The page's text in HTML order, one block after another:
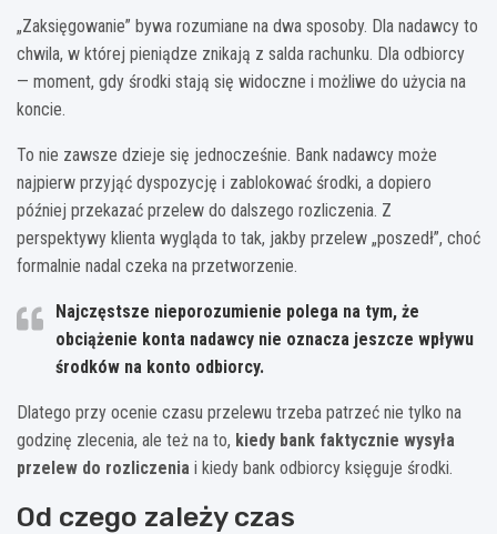
„Zaksięgowanie” bywa rozumiane na dwa sposoby. Dla nadawcy to
chwila, w której pieniądze znikają z salda rachunku. Dla odbiorcy
— moment, gdy środki stają się widoczne i możliwe do użycia na
koncie.
To nie zawsze dzieje się jednocześnie. Bank nadawcy może
najpierw przyjąć dyspozycję i zablokować środki, a dopiero
później przekazać przelew do dalszego rozliczenia. Z
perspektywy klienta wygląda to tak, jakby przelew „poszedł”, choć
formalnie nadal czeka na przetworzenie.
Najczęstsze nieporozumienie polega na tym, że
obciążenie konta nadawcy nie oznacza jeszcze wpływu
środków na konto odbiorcy.
Dlatego przy ocenie czasu przelewu trzeba patrzeć nie tylko na
godzinę zlecenia, ale też na to, kiedy bank faktycznie wysyła
przelew do rozliczenia i kiedy bank odbiorcy księguje środki.
Od czego zależy czas